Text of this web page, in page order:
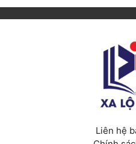
Liên hệ